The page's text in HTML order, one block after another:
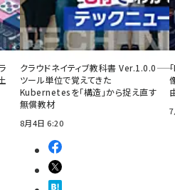
クラウドネイティブ教科書 Ver.1.0.0――
ツール単位で覚えてきた
Kubernetesを「構造」から捉え直す
無償教材
8月4日 6:20